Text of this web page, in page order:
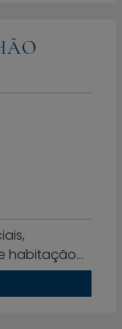
habitação…